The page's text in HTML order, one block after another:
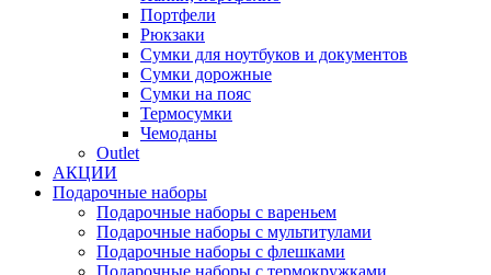
Портфели
Рюкзаки
Сумки для ноутбуков и документов
Сумки дорожные
Сумки на пояс
Термосумки
Чемоданы
Outlet
АКЦИИ
Подарочные наборы
Подарочные наборы с вареньем
Подарочные наборы с мультитулами
Подарочные наборы с флешками
Подарочные наборы с термокружками